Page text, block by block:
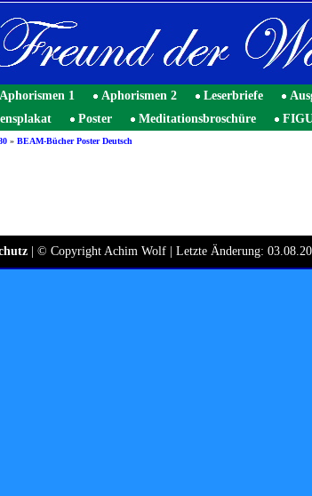
Aphorismen 1 Aphorismen 2 Leserbriefe
Poster Meditationsbroschüre
» BEAM-Bücher Poster Deutsch
| © Copyright Achim Wolf | Letzte Änderung: